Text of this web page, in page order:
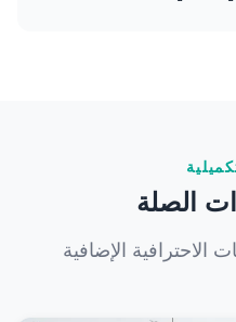
من توقعات الطقس قبل
الصلة
الاحترافية الإضافية